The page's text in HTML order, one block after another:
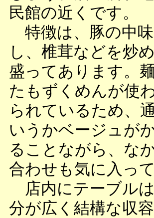
民館の近くです。
特徴は、豚の中
し、椎茸などを炒
盛ってあります。
たもずくめんが使
られているため、
いうかベージュが
ることながら、な
合わせも気に入って
店内にテーブル
分が広く結構な収